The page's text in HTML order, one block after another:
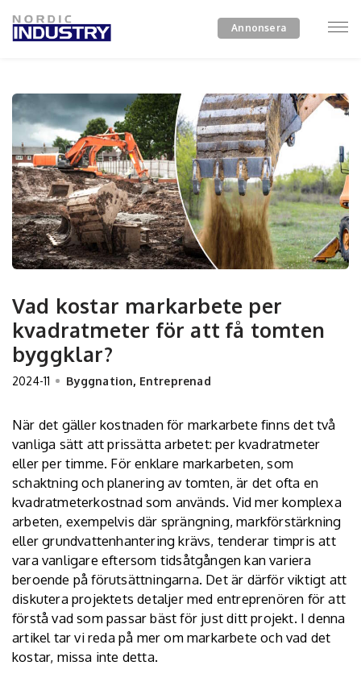
Annonsera
Vad kostar markarbete per
kvadratmeter för att få tomten
byggklar?
2024-11 Byggnation, Entreprenad
När det gäller kostnaden för markarbete finns det två
vanliga sätt att prissätta arbetet: per kvadratmeter
eller per timme. För enklare markarbeten, som
schaktning och planering av tomten, är det ofta en
kvadratmeterkostnad som används. Vid mer komplexa
arbeten, exempelvis där sprängning, markförstärkning
eller grundvattenhantering krävs, tenderar timpris att
vara vanligare eftersom tidsåtgången kan variera
beroende på förutsättningarna. Det är därför viktigt att
diskutera projektets detaljer med entreprenören för att
förstå vad som passar bäst för just ditt projekt. I denna
artikel tar vi reda på mer om markarbete och vad det
kostar, missa inte detta.